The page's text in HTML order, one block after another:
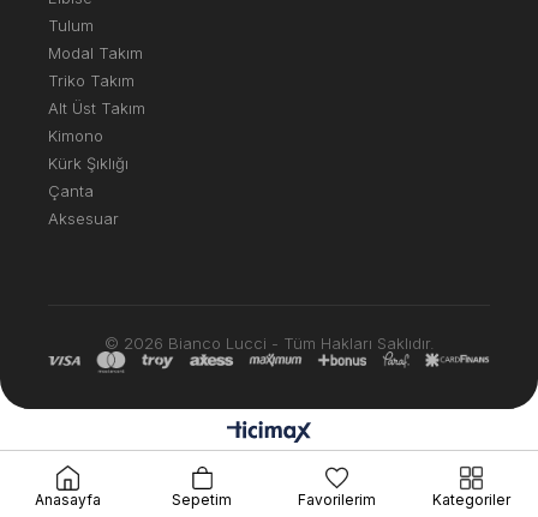
Tulum
Modal Takım
Triko Takım
Alt Üst Takım
Kimono
Kürk Şıklığı
Çanta
Aksesuar
© 2026 Bianco Lucci - Tüm Hakları Saklıdır.
Anasayfa Sepetim Favorilerim Kategoriler